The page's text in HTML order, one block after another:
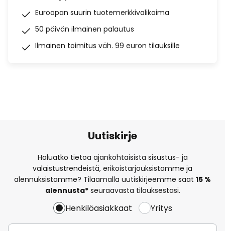
Euroopan suurin tuotemerkkivalikoima
50 päivän ilmainen palautus
Ilmainen toimitus väh. 99 euron tilauksille
Uutiskirje
Haluatko tietoa ajankohtaisista sisustus- ja
valaistustrendeistä, erikoistarjouksistamme ja
alennuksistamme? Tilaamalla uutiskirjeemme saat 15 %
alennusta*seuraavasta tilauksestasi.
Henkilöasiakkaat Yritys